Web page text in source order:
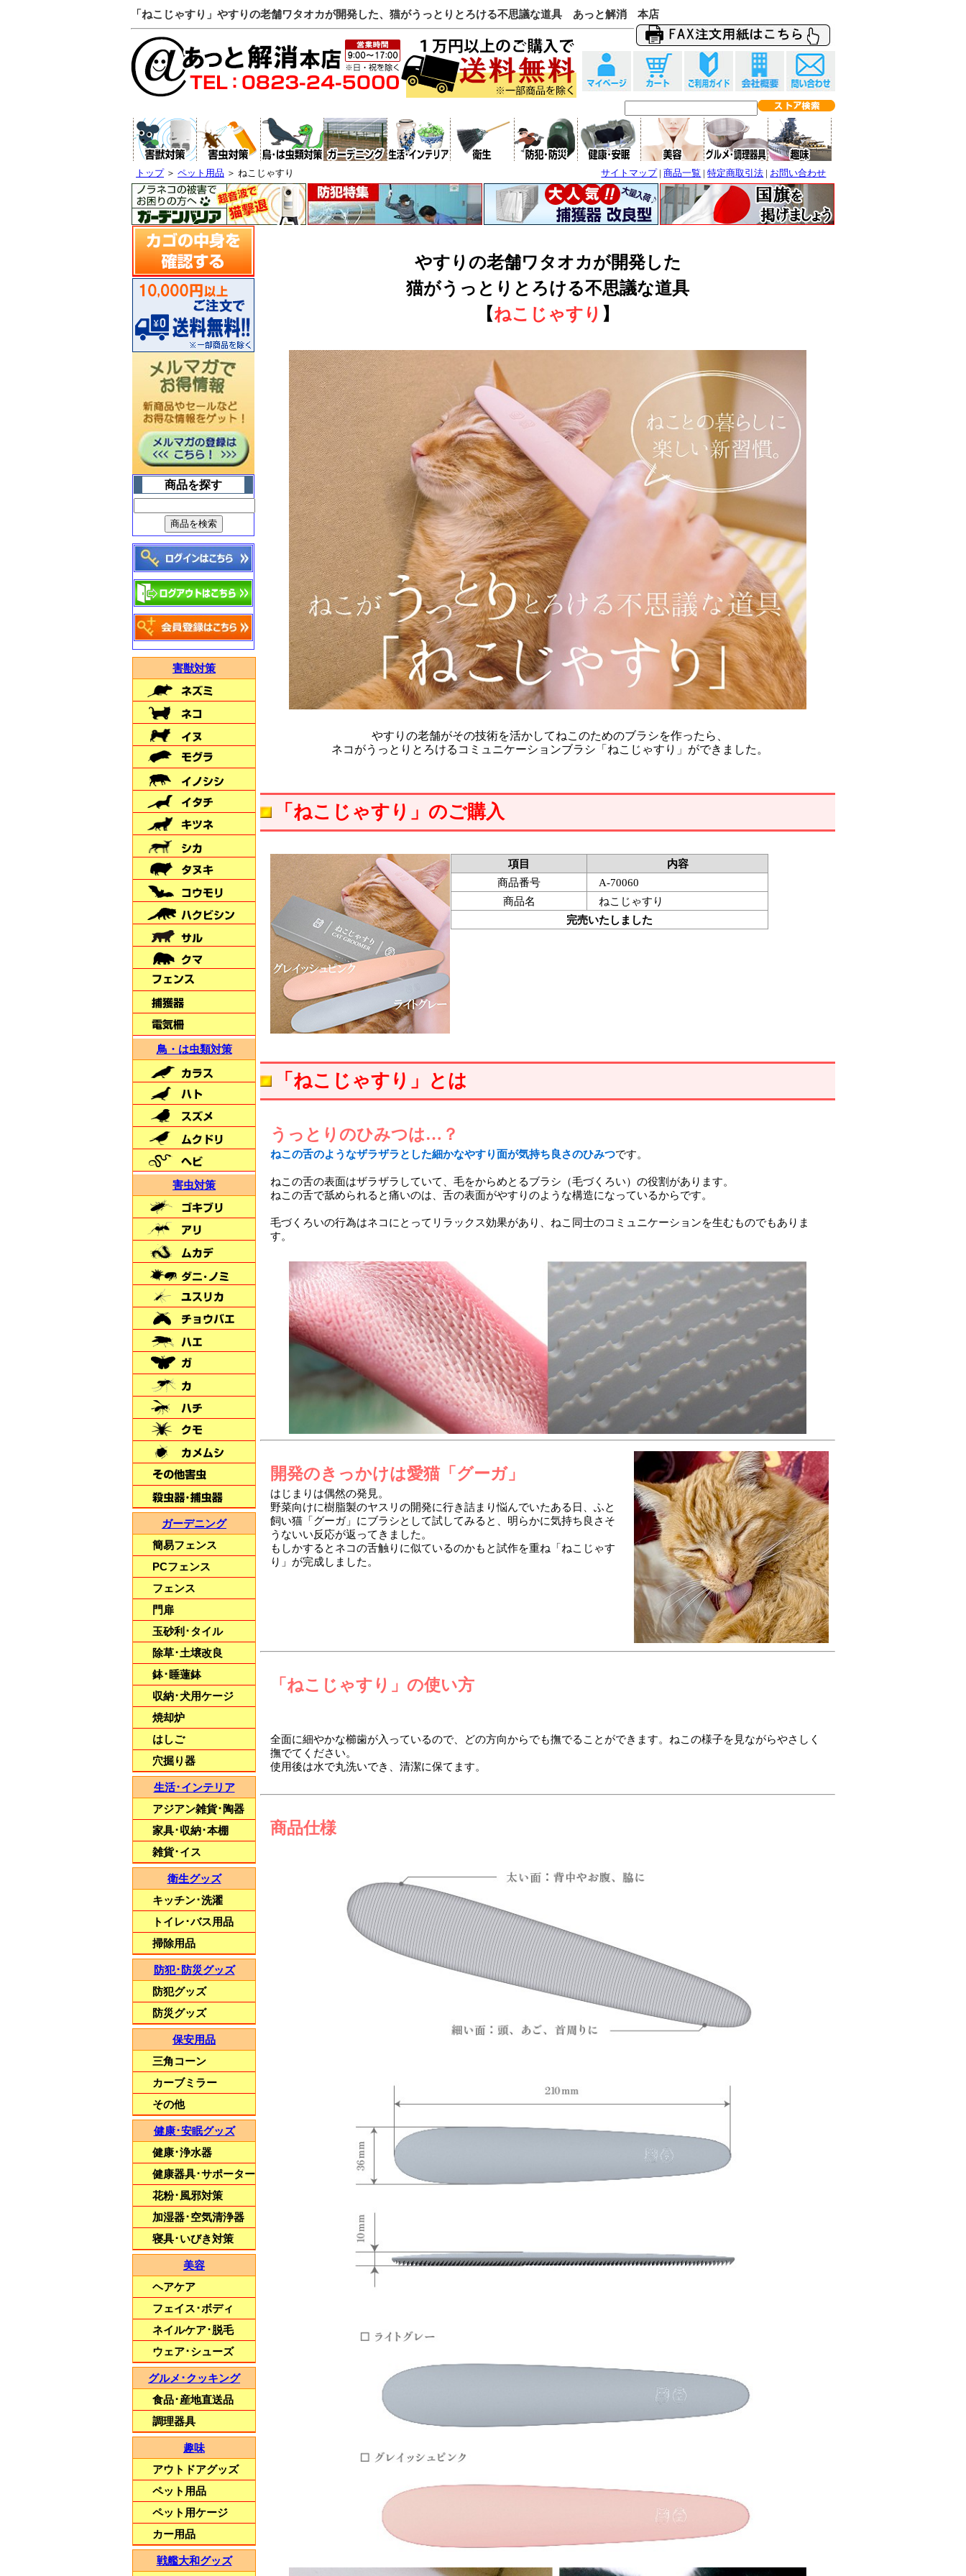
「ねこじゃすり」やすりの老舗ワタオカが開発した、猫がうっとりとろける不思議な道具 あっと解消 本店
トップ ＞ ペット用品 ＞ ねこじゃすり サイトマップ |商品一覧 |特定商取引法 お問い合わせ
やすりの老舗ワタオカが開発した
猫がうっとりとろける不思議な道具
【ねこじゃすり 】
やすりの老舗がその技術を活かしてねこのためのブラシを作ったら、
ネコがうっとりとろけるコミュニケーションブラシ「ねこじゃすり」ができました。
「ねこじゃすり」のご購入
項目
内容
商品番号
A-70060
商品名
ねこじゃすり
完売いたしました
「ねこじゃすり」とは
うっとりのひみつは…？
ねこの舌のようなザラザラとした細かなやすり面が気持ち良さのひみつです。
ねこの舌の表面はザラザラしていて、毛をからめとるブラシ（毛づくろい）の役割があります。
ねこの舌で舐められると痛いのは、舌の表面がやすりのような構造になっているからです。
毛づくろいの行為はネコにとってリラックス効果があり、ねこ同士のコミュニケーションを生むものでもありま
す。
開発のきっかけは愛猫「グーガ」
はじまりは偶然の発見。
野菜向けに樹脂製のヤスリの開発に行き詰まり悩んでいたある日、ふと
飼い猫「グーガ」にブラシとして試してみると、明らかに気持ち良さそ
うないい反応が返ってきました。
もしかするとネコの舌触りに似ているのかもと試作を重ね「ねこじゃす
り」が完成しました。
「ねこじゃすり」の使い方
全面に細やかな櫛歯が入っているので、どの方向からでも撫でることができます。ねこの様子を見ながらやさしく
撫でてください。
使用後は水で丸洗いでき、清潔に保てます。
商品仕様
毎日出るゴミは
燃やしてスッキリ♪
【家庭用焼却炉
山水籠】
武骨なデザインが
空間をオシャレに演出
【アメリカンフェンス】
害獣対策・ドッグラン・
土地の仕切りに
＼新発売／
【ダークブラウン】
米虫の駆除･撃退！
人にも穀物にも安心
【虫どろぼう】
夜間に自動で点灯
朝に自動消灯
【LED通せんぼBIG】
屋外用の犬用ケージ
大型犬も安心で頑丈♪
【犬用サークル・ケージ】
毎日出るゴミは
燃やしてスッキリ♪
【家庭用焼却炉
山水籠】
武骨なデザインが
空間をオシャレに演出
【アメリカンフェンス】
商品を探す
害獣対策
鳥・は虫類対策
害虫対策
ガーデニング
簡易フェンス
PCフェンス
フェンス
門扉
玉砂利･タイル
除草･土壌改良
鉢･睡蓮鉢
収納･犬用ケージ
焼却炉
はしご
穴掘り器
生活･インテリア
アジアン雑貨･陶器
家具･収納･本棚
雑貨･イス
衛生グッズ
キッチン･洗濯
トイレ･バス用品
掃除用品
防犯･防災グッズ
防犯グッズ
防災グッズ
保安用品
三角コーン
カーブミラー
その他
健康･安眠グッズ
健康･浄水器
健康器具･サポーター
花粉･風邪対策
加湿器･空気清浄器
寝具･いびき対策
美容
ヘアケア
フェイス･ボディ
ネイルケア･脱毛
ウェア･シューズ
グルメ･クッキング
食品･産地直送品
調理器具
趣味
アウトドアグッズ
ペット用品
ペット用ケージ
カー用品
戦艦大和グッズ